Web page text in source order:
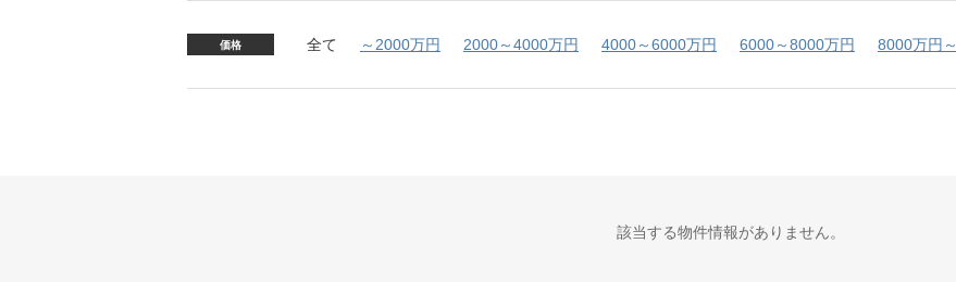
価格 全て ～2000万円 2000～4000万円 4000～6000万円 6000～8000万円 8000万円～
該当する物件情報がありません。